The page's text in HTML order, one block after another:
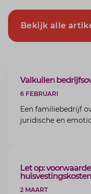
Bekijk alle
ARTIKEL
Valkuilen
6 FEBRUARI
Een familiebedrijf
juridische en
ARTIKEL
Let op:
2 MAART